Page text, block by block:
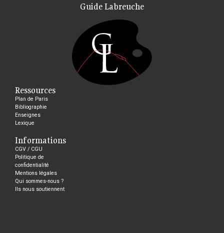
Guide Labreuche
Ressources
Plan de Paris
Bibliographie
Enseignes
Lexique
Informations
CGV / CGU
Politique de
confidentialité
Mentions légales
Qui sommes-nous ?
Ils nous soutiennent